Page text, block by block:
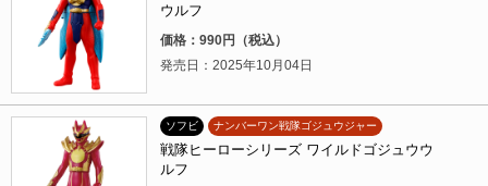
ウルフ
価格：990円（税込）
発売日：2025年10月04日
ソフビ ナンバーワン戦隊ゴジュウジャー
戦隊ヒーローシリーズ ワイルドゴジュウウ
ルフ